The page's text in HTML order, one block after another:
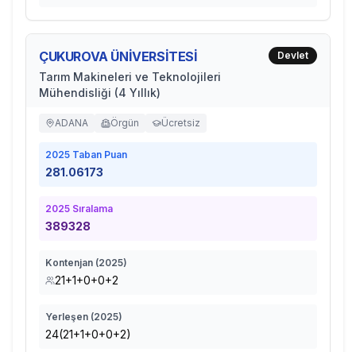
ÇUKUROVA ÜNİVERSİTESİ
Tarım Makineleri ve Teknolojileri
Mühendisliği (4 Yıllık)
Devlet
ADANA Örgün Ücretsiz
2025 Taban Puan
281.06173
2025 Sıralama
389328
Kontenjan (2025)
21+1+0+0+2
Yerleşen (2025)
24(21+1+0+0+2)